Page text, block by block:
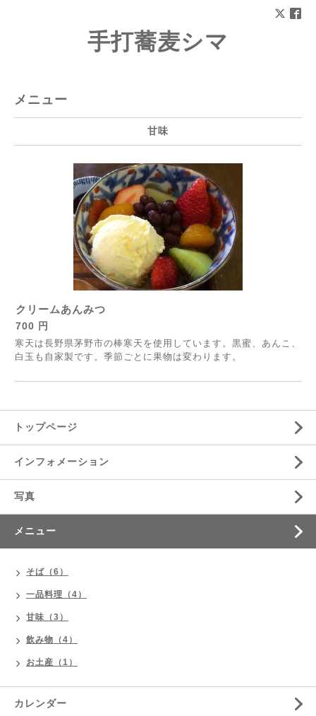
手打蕎麦シマ
メニュー
甘味
クリームあんみつ
700 円
寒天は長野県茅野市の棒寒天を使用しています。黒蜜、あんこ、
白玉も自家製です。季節ごとに果物は変わります。
トップページ
インフォメーション
写真
メニュー
そば（6）
一品料理（4）
甘味（3）
飲み物（4）
お土産（1）
カレンダー